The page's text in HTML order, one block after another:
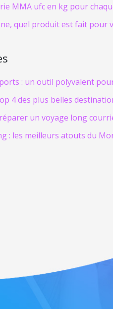
MMA ufc en kg pour
quel produit est fait pour
: un outil polyvalent
4 des plus belles
un voyage long
: les meilleurs atouts du